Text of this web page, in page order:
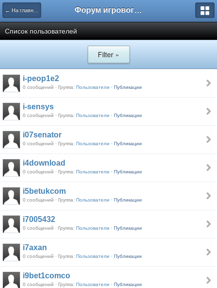
← На главную Форум игрового проекта Riverrise
Список пользователей
Filter »
i-peop1e2
0 сообщений · Группа: Пользователи · Публикации
i-sensys
0 сообщений · Группа: Пользователи · Публикации
i07senator
0 сообщений · Группа: Пользователи · Публикации
i4download
0 сообщений · Группа: Пользователи · Публикации
i5betukcom
0 сообщений · Группа: Пользователи · Публикации
i7005432
0 сообщений · Группа: Пользователи · Публикации
i7axan
0 сообщений · Группа: Пользователи · Публикации
i9bet1comco
0 сообщений · Группа: Пользователи · Публикации